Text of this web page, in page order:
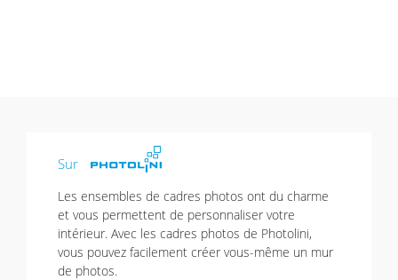
Sur
Les ensembles de cadres photos ont du charme
et vous permettent de personnaliser votre
intérieur. Avec les cadres photos de Photolini,
vous pouvez facilement créer vous-même un mur
de photos.